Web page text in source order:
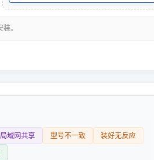
。
局域网共享 型号不一致
装好无反应